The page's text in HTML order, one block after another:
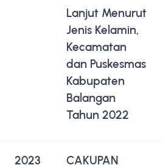
Lanjut Menurut
Jenis Kelamin,
Kecamatan
dan Puskesmas
Kabupaten
Balangan
Tahun 2022
2023
CAKUPAN